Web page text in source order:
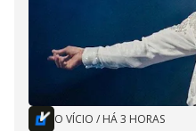
O VÍCIO / HÁ 3 HORAS